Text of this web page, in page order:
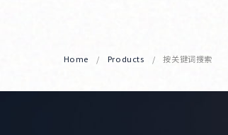
Home Products 按关键词搜索